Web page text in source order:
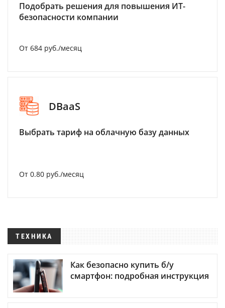
Подобрать решения для повышения ИТ-
безопасности компании
От 684 руб./месяц
DBaaS
Выбрать тариф на облачную базу данных
От 0.80 руб./месяц
ТЕХНИКА
Как безопасно купить б/у
смартфон: подробная инструкция